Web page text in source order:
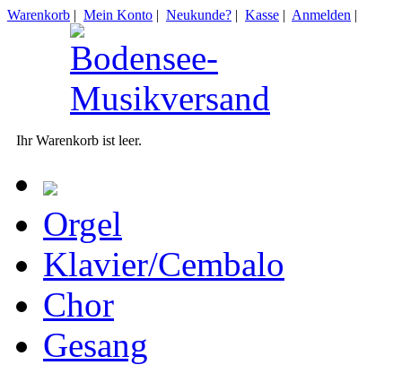
Warenkorb | Mein Konto | Neukunde? | Kasse | Anmelden |
Ihr Warenkorb ist leer.
Orgel
Klavier/Cembalo
Chor
Gesang